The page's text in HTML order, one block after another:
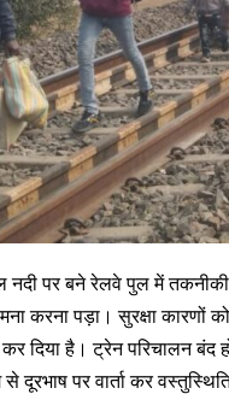
नदी पर बने रेलवे पुल में
करना पड़ा। सुरक्षा कारणों
दिया है। ट्रेन परिचालन बंद
पर वार्ता कर